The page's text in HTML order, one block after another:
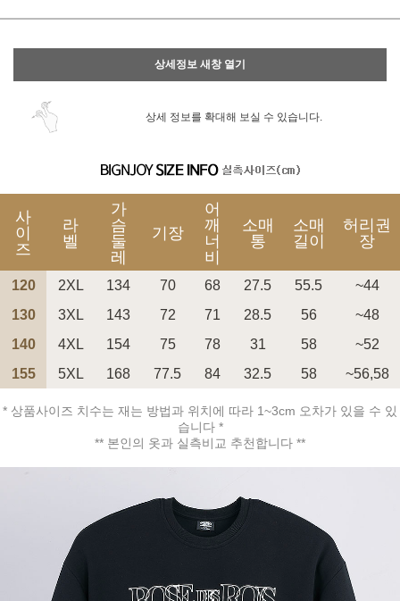
상세정보 새창 열기
상세 정보를 확대해 보실 수 있습니다.
사
이
즈
라
벨
가
슴
둘
레
기장
어
깨
너
비
소매
통
소매
길이
허리권
장
120 2XL 134 70 68 27.5 55.5
~44
130
3XL 143 72 71 28.5 56
~48
140
4XL 154 75 78 31 58
~52
155
5XL 168 77.5 84 32.5 58 ~56,58
* 상품사이즈 치수는 재는 방법과 위치에 따라 1~3cm 오차가 있을 수 있
습니다 *
** 본인의 옷과 실측비교 추천합니다 **